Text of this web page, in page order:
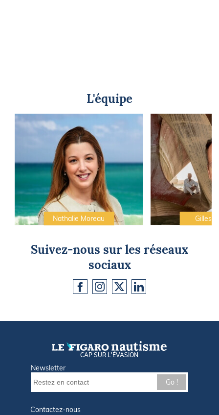
L'équipe
Nathalie Moreau Gilles
Suivez-nous sur les réseaux
sociaux
CAP SUR L'ÉVASION
Newsletter
Go !
Contactez-nous